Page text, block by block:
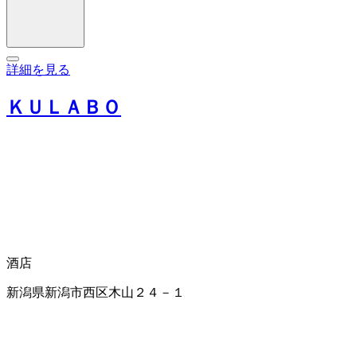
詳細を見る
ＫＵＬＡＢＯ
酒店
新潟県新潟市西区木山２４－１